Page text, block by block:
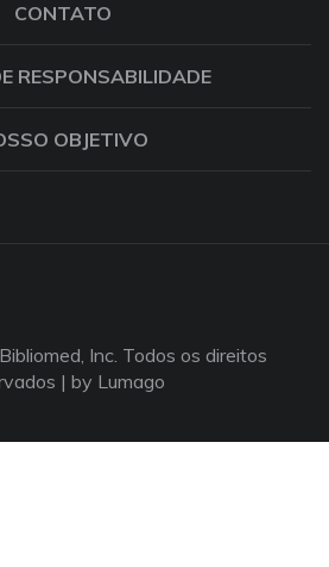
CONTATO
RESPONSABILIDADE
OBJETIVO
Inc. Todos os direitos
| by Lumago